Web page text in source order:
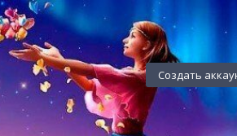
Создать